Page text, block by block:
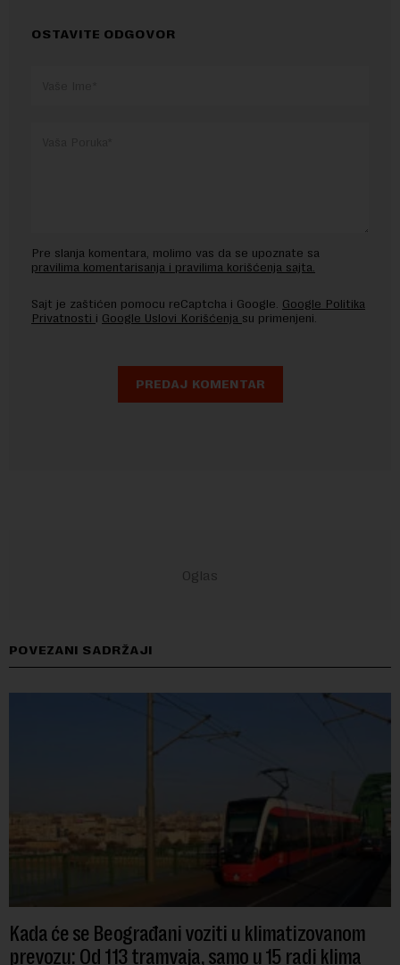
OSTAVITE ODGOVOR
Pre slanja komentara, molimo vas da se upoznate sa
pravilima komentarisanja i pravilima korišćenja sajta.
Sajt je zaštićen pomocu reCaptcha i Google. Google Politika
Privatnosti i Google Uslovi Korišćenja su primenjeni.
POVEZANI SADRŽAJI
Kada će se Beograđani voziti u klimatizovanom
prevozu: Od 113 tramvaja, samo u 15 radi klima